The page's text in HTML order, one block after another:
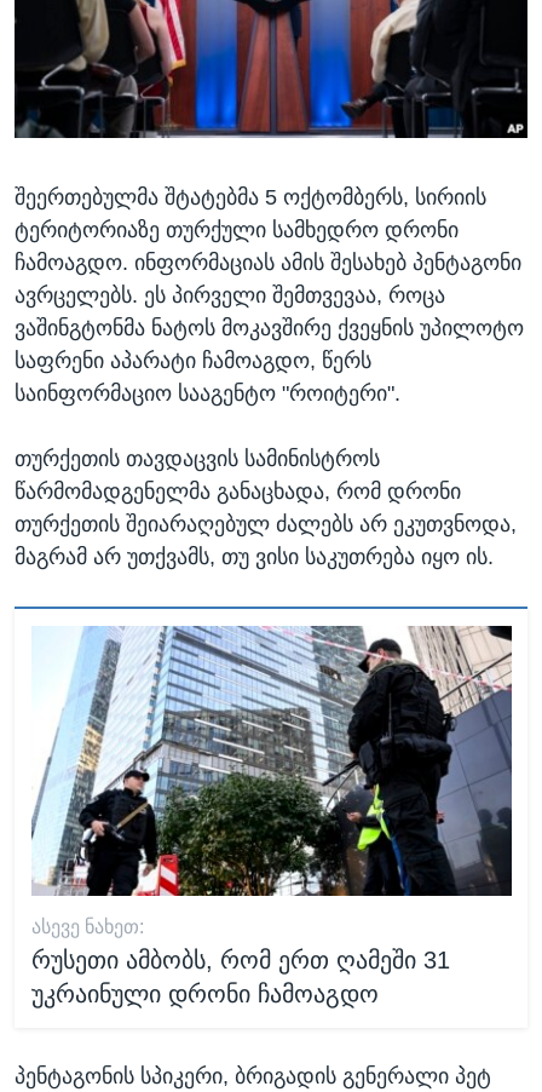
ᲡᲢᲣᲓᲘᲐ ᲕᲐᲨᲘᲜᲒᲢᲝᲜᲘ
ᲔᲙᲝᲜᲝᲛᲘᲙᲐ
ᲯᲐᲜᲛᲠᲗᲔᲚᲝᲑᲐ
ᲛᲔᲪᲜᲘᲔᲠᲔᲑᲐ
ᲙᲣᲚᲢᲣᲠᲐ
ᲒᲐᲚᲘᲚᲔᲝ
ᲓᲔᲖᲘᲜᲤᲝᲠᲛᲐᲪᲘᲐ
Learning English
ᲗᲕᲐᲚᲘ ᲒᲕᲐᲓᲔᲕᲜᲔᲗ
ენები
შეერთებულმა შტატებმა 5 ოქტომბერს, სირიის
ტერიტორიაზე თურქული სამხედრო დრონი
ჩამოაგდო. ინფორმაციას ამის შესახებ პენტაგონი
ავრცელებს. ეს პირველი შემთვევაა, როცა
ვაშინგტონმა ნატოს მოკავშირე ქვეყნის უპილოტო
საფრენი აპარატი ჩამოაგდო, წერს
საინფორმაციო სააგენტო "როიტერი".
თურქეთის თავდაცვის სამინისტროს
წარმომადგენელმა განაცხადა, რომ დრონი
თურქეთის შეიარაღებულ ძალებს არ ეკუთვნოდა,
მაგრამ არ უთქვამს, თუ ვისი საკუთრება იყო ის.
ᲐᲡᲔᲕᲔ ᲜᲐᲮᲔᲗ:
რუსეთი ამბობს, რომ ერთ ღამეში 31
უკრაინული დრონი ჩამოაგდო
პენტაგონის სპიკერი, ბრიგადის გენერალი პეტ